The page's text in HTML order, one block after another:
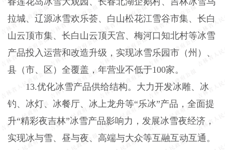
拉城、辽源冰雪欢乐荟、白山松花江雪谷市集、长白
山云顶市集、长白山云顶天宫、梅河口知北村等冰雪
产品投入运营和改造升级，实现冰雪乐园市（州）、
县（市、区）全覆盖，年营业不低于100家。
13.优化冰雪产品供给结构。大力开发冰雕、冰
钓、冰灯、冰餐厅、冰上龙舟等“乐冰”产品，全面提
升“精彩夜吉林”冰雪产品影响力，发展冰雪夜经济，
实现冰与雪、昼与夜、高端与大众等互融互动互通。